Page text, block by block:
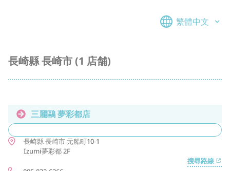
繁體中文
長崎縣 長崎市 (1 店舗)
三麗鷗 夢彩都店
長崎縣長崎市 元船町10-1
Izumi夢彩都 2F
搜尋路線